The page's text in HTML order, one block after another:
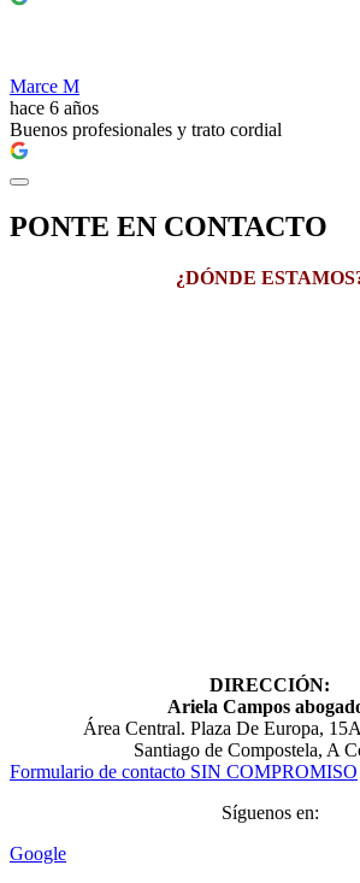
Marce M
hace 6 años
Buenos profesionales y trato cordial
PONTE EN CONTACTO
¿DÓNDE
DIRECCIÓN:
Ariela Campos
Área Central. Plaza De Europa,
Santiago de Compostela, A
Formulario de contacto SIN COMPROMISO
Síguenos en:
Google